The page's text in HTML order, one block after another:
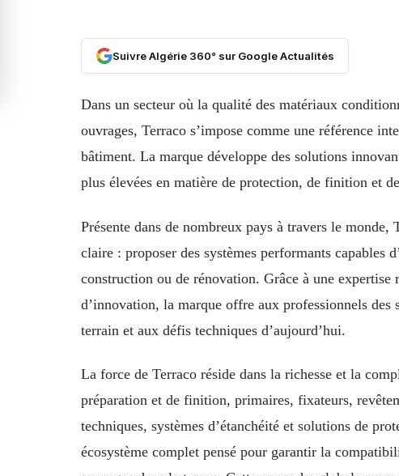
Suivre Algérie 360° sur Google Actualités
Dans un secteur où la qualité des matériaux
ouvrages, Terraco s’impose comme une référence
bâtiment. La marque développe des solutions
plus élevées en matière de protection, de finition et
Présente dans de nombreux pays à travers le monde,
claire : proposer des systèmes performants capables
construction ou de rénovation. Grâce à une expertise
d’innovation, la marque offre aux professionnels des
terrain et aux défis techniques d’aujourd’hui.
La force de Terraco réside dans la richesse et la
préparation et de finition, primaires, fixateurs,
techniques, systèmes d’étanchéité et solutions de
écosystème complet pensé pour garantir la